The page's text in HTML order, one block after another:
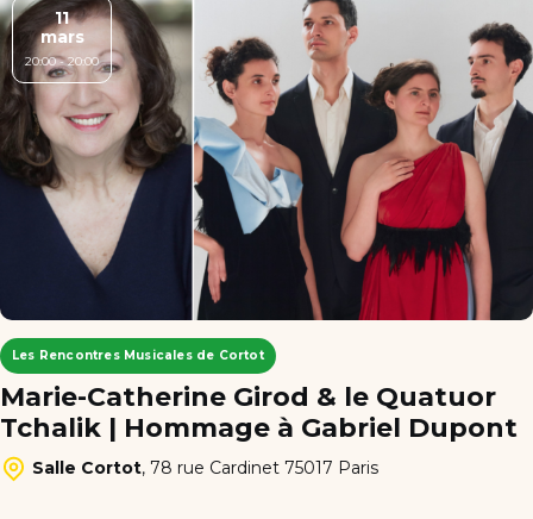
11
mars
20:00 - 20:00
Les Rencontres Musicales de Cortot
Marie-Catherine Girod & le Quatuor
Tchalik | Hommage à Gabriel Dupont
Salle Cortot, 78 rue Cardinet 75017 Paris